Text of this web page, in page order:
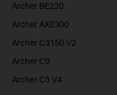
Archer BE220
Archer AXE300
Archer C3150 V2
Archer C9
Archer C5 V4